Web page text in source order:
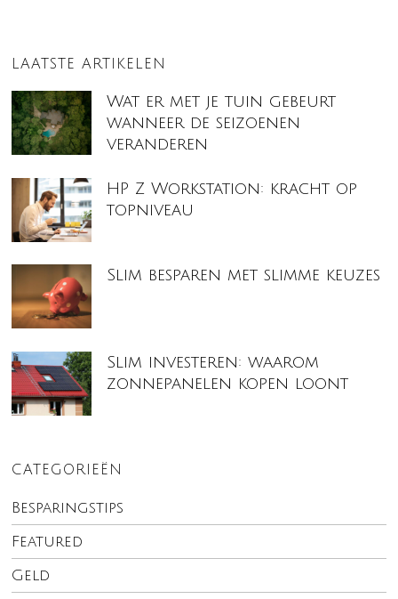
LAATSTE ARTIKELEN
Wat er met je tuin gebeurt
wanneer de seizoenen
veranderen
HP Z Workstation: kracht op
topniveau
Slim besparen met slimme keuzes
Slim investeren: waarom
zonnepanelen kopen loont
CATEGORIEËN
Besparingstips
Featured
Geld